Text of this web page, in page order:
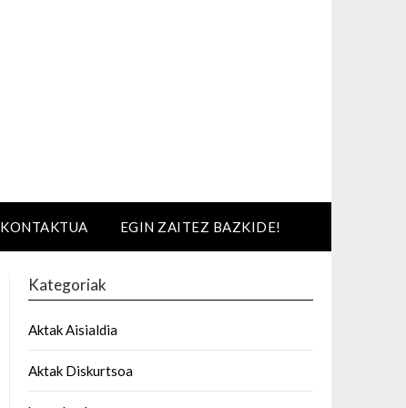
KONTAKTUA EGIN ZAITEZ BAZKIDE!
Kategoriak
Aktak Aisialdia
Aktak Diskurtsoa